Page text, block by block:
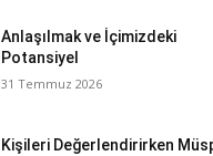
Anlaşılmak ve İçimizdeki
Potansiyel
31 Temmuz 2026
Kişileri Değerlendirirken